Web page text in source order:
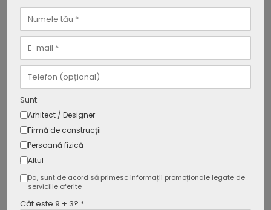
Frecventa
Unghi fascicul (grade)
Temperatura de culoare
Culoarea luminii
Rezistenta umiditate (IP)
Timp de pornire 100%
Stabilitatea culorii
Sunt:
Arhitect / Designer
Firmă de construcții
Persoană fizică
Altul
Da, sunt de acord să primesc informații promoționale legate de
serviciile oferite
Cât este 9 + 3? *